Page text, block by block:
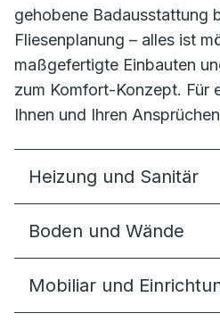
gehobene Badausstattung
Fliesenplanung – alles ist
maßgefertigte Einbauten
zum Komfort-Konzept. Für
Ihnen und Ihren
Heizung und Sanitär
Boden und Wände
Mobiliar und